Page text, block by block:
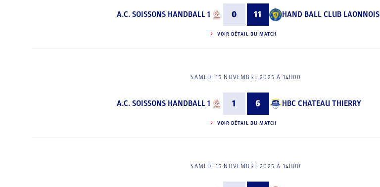
A.C. SOISSONS HANDBALL 1 0 11 HAND BALL CLUB LAONNOIS
VOIR DÉTAIL DU MATCH
SAMEDI 15 NOVEMBRE 2025 À 14H00
A.C. SOISSONS HANDBALL 1 1 6 HBC CHATEAU THIERRY
VOIR DÉTAIL DU MATCH
SAMEDI 15 NOVEMBRE 2025 À 14H00